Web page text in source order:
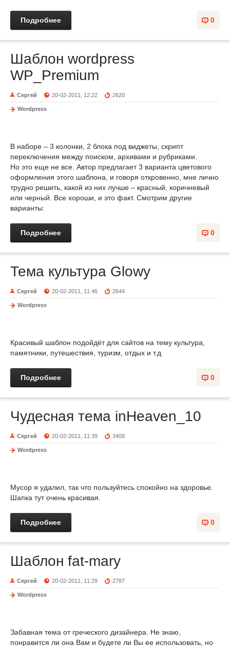
0
Подробнее
Шаблон wordpress
WP_Premium
Сергей 20-02-2011, 12:22 2620
Wordpress
В наборе – 3 колонки, 2 блока под виджеты, скрипт
переключения между поиском, архивами и рубриками.
Но это еще не все. Автор предлагает 3 варианта цветового
оформления этого шаблона, и говоря откровенно, мне лично
трудно решить, какой из них лучше – красный, коричневый
или черный. Все хороши, и это факт. Смотрим другие
варианты:
0
Подробнее
Тема культура Glowy
Сергей 20-02-2011, 11:46 2644
Wordpress
Красивый шаблон подойдёт для сайтов на тему культура,
памятники, путешествия, туризм, отдых и т.д
0
Подробнее
Чудесная тема inHeaven_10
Сергей 20-02-2011, 11:39 3409
Wordpress
Мусор я удалил, так что пользуйтесь спокойно на здоровье.
Шапка тут очень красивая.
0
Подробнее
Шаблон fat-mary
Сергей 20-02-2011, 11:29 2787
Wordpress
Забавная тема от греческого дизайнера. Не знаю,
понравится ли она Вам и будете ли Вы ее использовать, но